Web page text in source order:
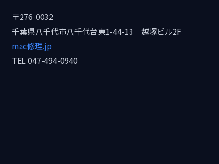
〒276-0032
千葉県八千代市八千代台東1-44-13 越塚ビル2F
mac修理.jp
TEL 047-494-0940